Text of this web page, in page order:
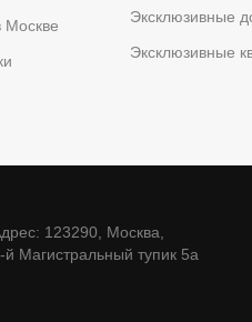
Москве
Эксклюзивные
Эксклюзивные
123290, Москва,
й Магистральный тупик 5а